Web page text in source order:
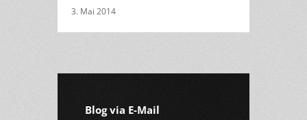
3. Mai 2014
Blog via E-Mail